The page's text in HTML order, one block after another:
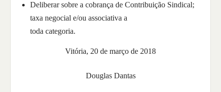
Deliberar sobre a cobrança de Contribuição Sindical;
taxa negocial e/ou associativa a
toda categoria.
Vitória, 20 de março de 2018
Douglas Dantas